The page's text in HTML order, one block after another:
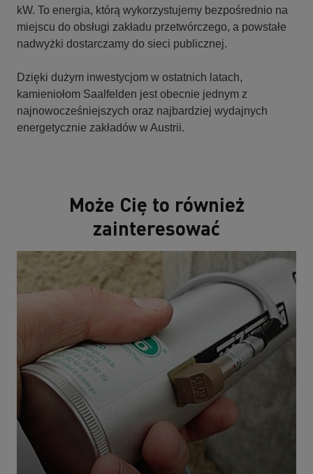
kW. To energia, którą wykorzystujemy bezpośrednio na
miejscu do obsługi zakładu przetwórczego, a powstałe
nadwyżki dostarczamy do sieci publicznej.
Dzięki dużym inwestycjom w ostatnich latach,
kamieniołom Saalfelden jest obecnie jednym z
najnowocześniejszych oraz najbardziej wydajnych
energetycznie zakładów w Austrii.
Może Cię to również
zainteresować